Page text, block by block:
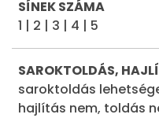
SÍNEK SZÁMA
1 | 2 | 3 | 4 | 5
SAROKTOLDÁS,
saroktoldás
hajlítás nem, toldás